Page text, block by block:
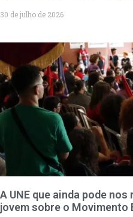
30 de julho de 2026
A UNE que ainda pode
jovem sobre o Movimento